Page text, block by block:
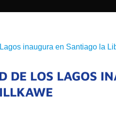
DE LOS LAGOS